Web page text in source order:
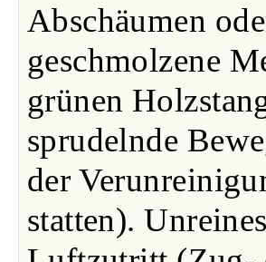
Abschäumen
geschmolzene
grünen
sprudelnde
der
statten).